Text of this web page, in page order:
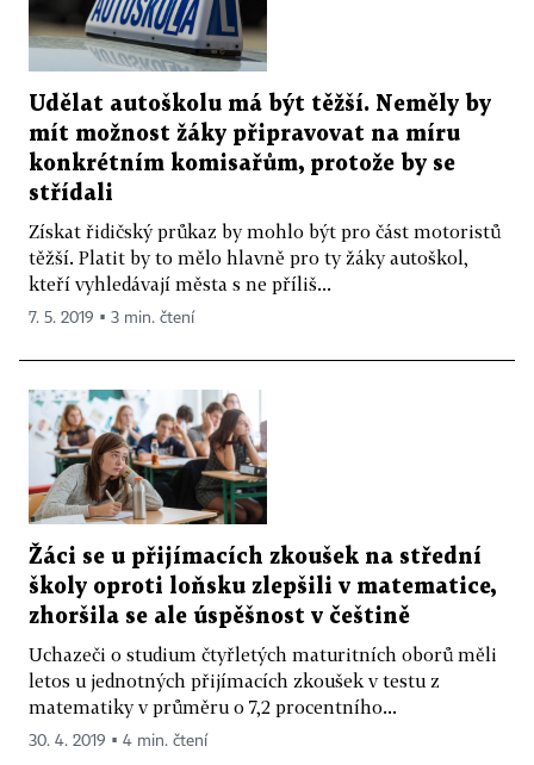
Udělat autoškolu má být těžší. Neměly by
mít možnost žáky připravovat na míru
konkrétním komisařům, protože by se
střídali
Získat řidičský průkaz by mohlo být pro část motoristů
těžší. Platit by to mělo hlavně pro ty žáky autoškol,
kteří vyhledávají města s ne příliš...
7. 5. 2019 ▪ 3 min. čtení
Žáci se u přijímacích zkoušek na střední
školy oproti loňsku zlepšili v matematice,
zhoršila se ale úspěšnost v češtině
Uchazeči o studium čtyřletých maturitních oborů měli
letos u jednotných přijímacích zkoušek v testu z
matematiky v průměru o 7,2 procentního...
30. 4. 2019 ▪ 4 min. čtení